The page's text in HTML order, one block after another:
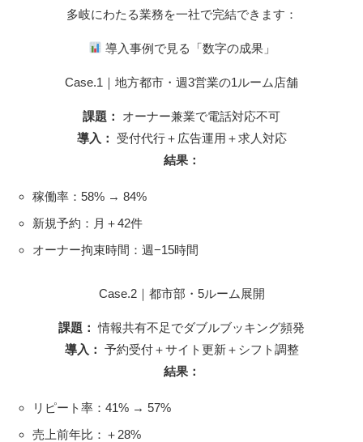
多岐にわたる業務を一社で完結できます：
導入事例で見る「数字の成果」
Case.1｜地方都市・週3営業の1ルーム店舗
課題：
オーナー兼業で電話対応不可
導入：
受付代行＋広告運用＋求人対応
結果：
稼働率：58% → 84%
新規予約：月＋42件
オーナー拘束時間：週−15時間
Case.2｜都市部・5ルーム展開
課題： 情報共有不足でダブルブッキング頻発
導入： 予約受付＋サイト更新＋シフト調整
結果：
リピート率：41% → 57%
売上前年比：＋28%